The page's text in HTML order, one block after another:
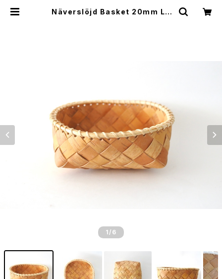
Näverslöjd Basket 20mm L /
1 /6